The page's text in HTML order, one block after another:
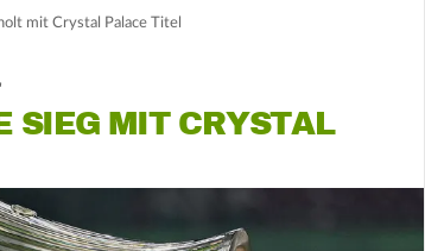
mit Crystal Palace Titel
SIEG MIT CRYSTAL